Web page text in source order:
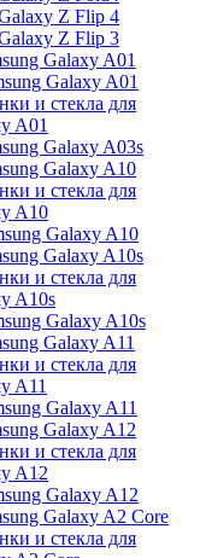
Z Flip 4
Z Flip 3
Galaxy A01
Galaxy A01
и стекла для
A01
Galaxy A03s
Galaxy A10
и стекла для
A10
Galaxy A10
Galaxy A10s
и стекла для
A10s
Galaxy A10s
Galaxy A11
и стекла для
A11
Galaxy A11
Galaxy A12
и стекла для
A12
Galaxy A12
Galaxy A2 Core
и стекла для